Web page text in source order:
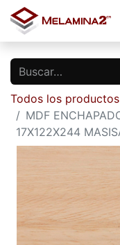
Todos los productos
MDF
17X122X244